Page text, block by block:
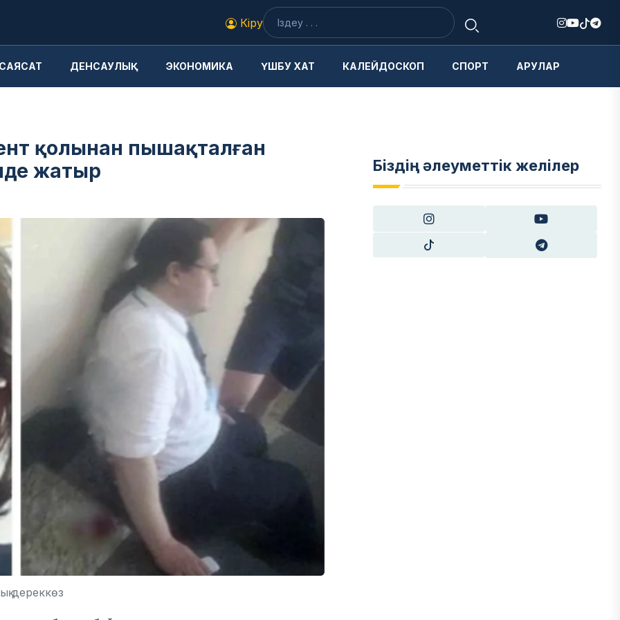
Кіру
ДЕНСАУЛЫҚ ЭКОНОМИКА ҮШБУ ХАТ КАЛЕЙДОСКОП СПОРТ АРУЛАР
қолынан пышақталған
жатыр
дереккөз
Біздің әлеуметтік желілер